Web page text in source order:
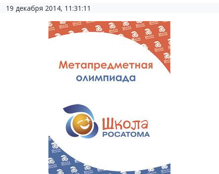
19 декабря 2014, 11:31:11